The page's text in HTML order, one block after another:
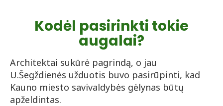
Kodėl pasirinkti tokie
augalai?
Architektai sukūrė pagrindą, o jau
U.Šegždienės užduotis buvo pasirūpinti, kad
Kauno miesto savivaldybės gėlynas būtų
apželdintas.